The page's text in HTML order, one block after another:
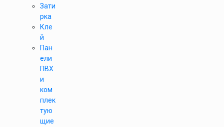
Зати
рка
Кле
й
Пан
ели
ПВХ
и
ком
плек
тую
щие